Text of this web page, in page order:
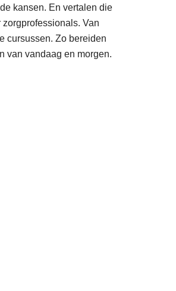
kansen. En vertalen die
zorgprofessionals. Van
cursussen. Zo bereiden
van vandaag en morgen.